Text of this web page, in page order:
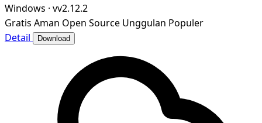
Windows · vv2.12.2
Gratis Aman Open Source Unggulan Populer
Detail
Download